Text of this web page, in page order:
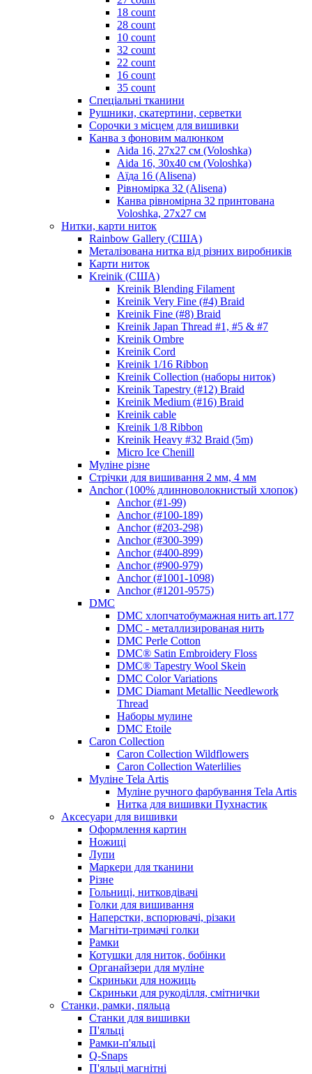
18 count
28 count
10 count
32 count
22 count
16 count
35 count
Спеціальні тканини
Рушники, скатертини, серветки
Сорочки з місцем для вишивки
Канва з фоновим малюнком
Aida 16, 27х27 см (Voloshka)
Aida 16, 30х40 см (Voloshka)
Аїда 16 (Alisena)
Рівномірка 32 (Alisena)
Канва рівномірна 32 принтована
Voloshka, 27х27 см
Нитки, карти ниток
Rainbow Gallery (США)
Металізована нитка від різних виробників
Карти ниток
Kreinik (США)
Kreinik Blending Filament
Kreinik Very Fine (#4) Braid
Kreinik Fine (#8) Braid
Kreinik Japan Thread #1, #5 & #7
Kreinik Ombre
Kreinik Cord
Kreinik 1/16 Ribbon
Kreinik Collection (наборы ниток)
Kreinik Tapestry (#12) Braid
Kreinik Medium (#16) Braid
Kreinik cable
Kreinik 1/8 Ribbon
Kreinik Heavy #32 Braid (5m)
Micro Ice Chenill
Муліне різне
Стрічки для вишивання 2 мм, 4 мм
Anchor (100% длинноволокнистый хлопок)
Anchor (#1-99)
Anchor (#100-189)
Anchor (#203-298)
Anchor (#300-399)
Anchor (#400-899)
Anchor (#900-979)
Anchor (#1001-1098)
Anchor (#1201-9575)
DMC
DMC хлопчатобумажная нить art.177
DMC - металлизированая нить
DMC Perle Cotton
DMC® Satin Embroidery Floss
DMC® Tapestry Wool Skein
DMC Color Variations
DMC Diamant Metallic Needlework
Thread
Наборы мулине
DMC Etoile
Caron Collection
Caron Collection Wildflowers
Caron Collection Waterlilies
Муліне Tela Artis
Муліне ручного фарбування Tela Artis
Нитка для вишивки Пухнастик
Аксесуари для вишивки
Оформлення картин
Ножиці
Лупи
Маркери для тканини
Різне
Гольниці, нитковдівачі
Голки для вишивання
Наперстки, вспорювачі, різаки
Магніти-тримачі голки
Рамки
Котушки для ниток, бобінки
Органайзери для муліне
Скриньки для ножиць
Скриньки для рукоділля, смітнички
Станки, рамки, пяльца
Станки для вишивки
П'яльці
Рамки-п'яльці
Q-Snaps
П'яльці магнітні